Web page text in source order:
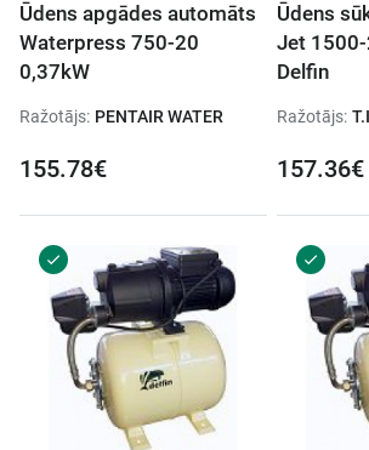
Ūdens apgādes automāts
Waterpress 750-20
0,37kW
Ražotājs: PENTAIR WATER
155.78€
Ūdens
Jet
Delfin
Ražotājs:
157.36€